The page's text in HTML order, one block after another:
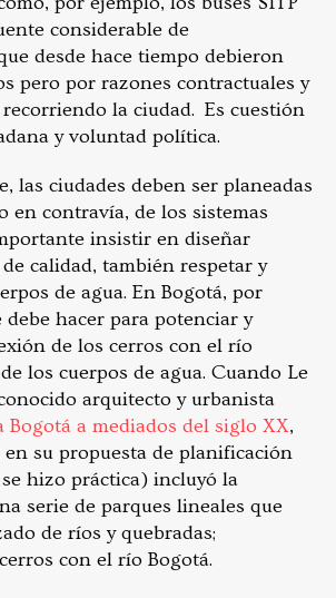
considerable de
desde hace tiempo debieron
pero por razones contractuales y
la ciudad. Es cuestión
y voluntad política.
las ciudades deben ser planeadas
en contravía, de los sistemas
insistir en diseñar
calidad, también respetar y
de agua. En Bogotá, por
debe hacer para potenciar y
de los cerros con el río
los cuerpos de agua. Cuando Le
arquitecto y urbanista
Bogotá a mediados del siglo XX,
su propuesta de planificación
hizo práctica) incluyó la
serie de parques lineales que
de ríos y quebradas;
con el río Bogotá.